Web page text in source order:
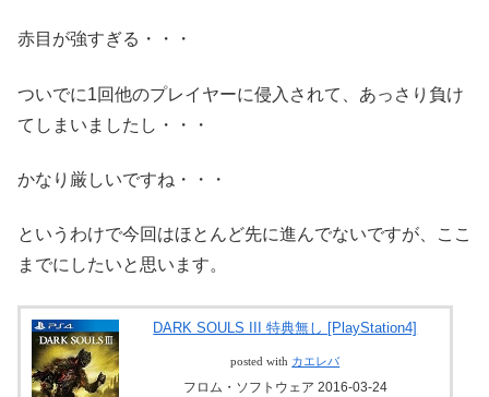
赤目が強すぎる・・・
ついでに1回他のプレイヤーに侵入されて、あっさり負け
てしまいましたし・・・
かなり厳しいですね・・・
というわけで今回はほとんど先に進んでないですが、ここ
までにしたいと思います。
DARK SOULS III 特典無し [PlayStation4]
posted with カエレバ
フロム・ソフトウェア 2016-03-24